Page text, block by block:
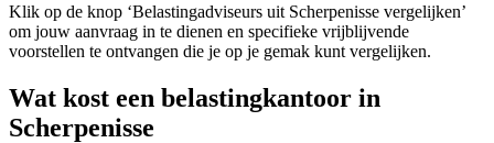
Klik op de knop ‘Belastingadviseurs uit Scherpenisse vergelijken’
om jouw aanvraag in te dienen en specifieke vrijblijvende
voorstellen te ontvangen die je op je gemak kunt vergelijken.
Wat kost een belastingkantoor in
Scherpenisse